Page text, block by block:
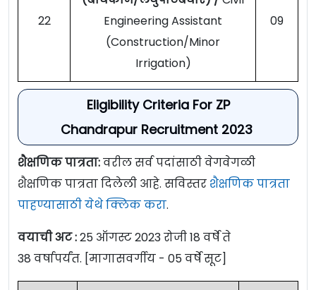
22
Engineering Assistant
(Construction/Minor
Irrigation)
09
Eligibility Criteria For ZP
Chandrapur Recruitment 2023
शैक्षणिक पात्रता:वरील सर्व पदांसाठी वेगवेगळी
शैक्षणिक पात्रता दिलेली आहे. सविस्तर शैक्षणिक पात्रता
पाहण्यासाठी येथे क्लिक करा.
वयाची अट :25 ऑगस्ट 2023 रोजी 18 वर्षे ते
38 वर्षापर्यंत. [मागासवर्गीय - 05 वर्षे सूट]